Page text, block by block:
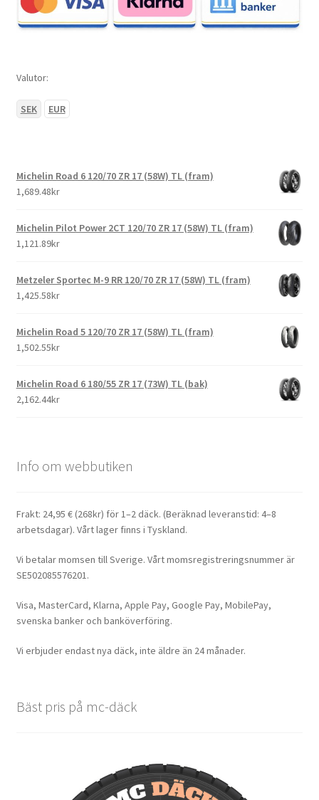
Valutor:
SEK EUR
Michelin Road 6 120/70 ZR 17 (58W) TL (fram)
1,689.48kr
Michelin Pilot Power 2CT 120/70 ZR 17 (58W) TL (fram)
1,121.89kr
Metzeler Sportec M-9 RR 120/70 ZR 17 (58W) TL (fram)
1,425.58kr
Michelin Road 5 120/70 ZR 17 (58W) TL (fram)
1,502.55kr
Michelin Road 6 180/55 ZR 17 (73W) TL (bak)
2,162.44kr
Info om webbutiken
Frakt: 24,95 € (268kr) för 1–2 däck. (Beräknad leveranstid: 4–8
arbetsdagar). Vårt lager finns i Tyskland.
Vi betalar momsen till Sverige. Vårt momsregistreringsnummer är
SE502085576201.
Visa, MasterCard, Klarna, Apple Pay, Google Pay, MobilePay,
svenska banker och banköverföring.
Vi erbjuder endast nya däck, inte äldre än 24 månader.
Bäst pris på mc-däck